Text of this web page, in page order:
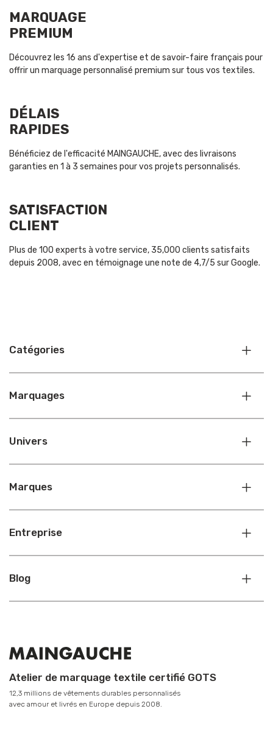
MARQUAGE
PREMIUM
Découvrez les 16 ans d'expertise et de savoir-faire français pour
offrir un marquage personnalisé premium sur tous vos textiles.
DÉLAIS
RAPIDES
Bénéficiez de l'efficacité MAINGAUCHE, avec des livraisons
garanties en 1 à 3 semaines pour vos projets personnalisés.
SATISFACTION
CLIENT
Plus de 100 experts à votre service, 35,000 clients satisfaits
depuis 2008, avec en témoignage une note de 4,7/5 sur Google.
Catégories
Marquages
Univers
Marques
Entreprise
Blog
Atelier de marquage textile certifié GOTS
12,3 millions de vêtements durables personnalisés
avec amour et livrés en Europe depuis 2008.